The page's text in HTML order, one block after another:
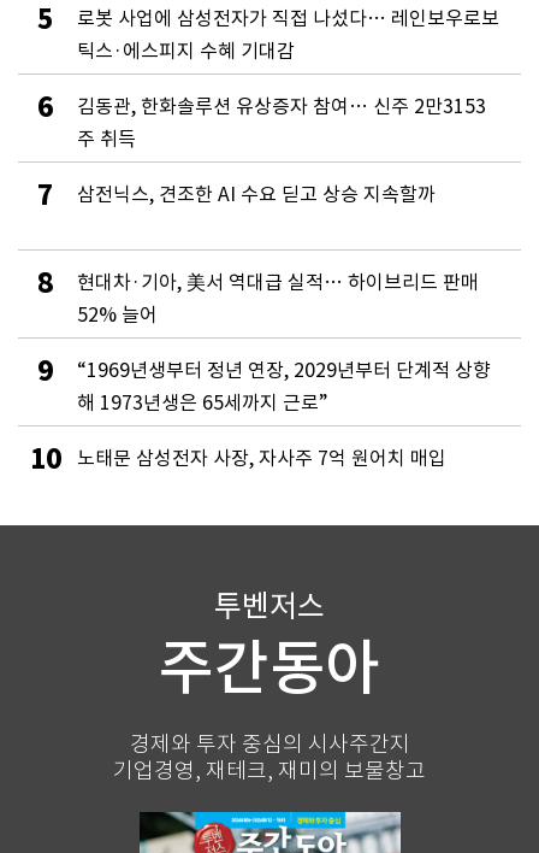
5
로봇 사업에 삼성전자가 직접 나섰다… 레인보우로보
틱스·에스피지 수혜 기대감
6
김동관, 한화솔루션 유상증자 참여… 신주 2만3153
주 취득
7 삼전닉스, 견조한 AI 수요 딛고 상승 지속할까
8
현대차·기아, 美서 역대급 실적… 하이브리드 판매
52% 늘어
9
“1969년생부터 정년 연장, 2029년부터 단계적 상향
해 1973년생은 65세까지 근로”
10 노태문 삼성전자 사장, 자사주 7억 원어치 매입
투벤저스
주간동아
경제와 투자 중심의 시사주간지
기업경영, 재테크, 재미의 보물창고